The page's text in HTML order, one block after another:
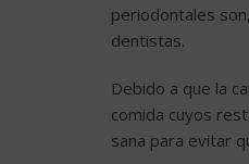
periodontales
dentistas.
Debido a que la
comida cuyos
sana para evitar